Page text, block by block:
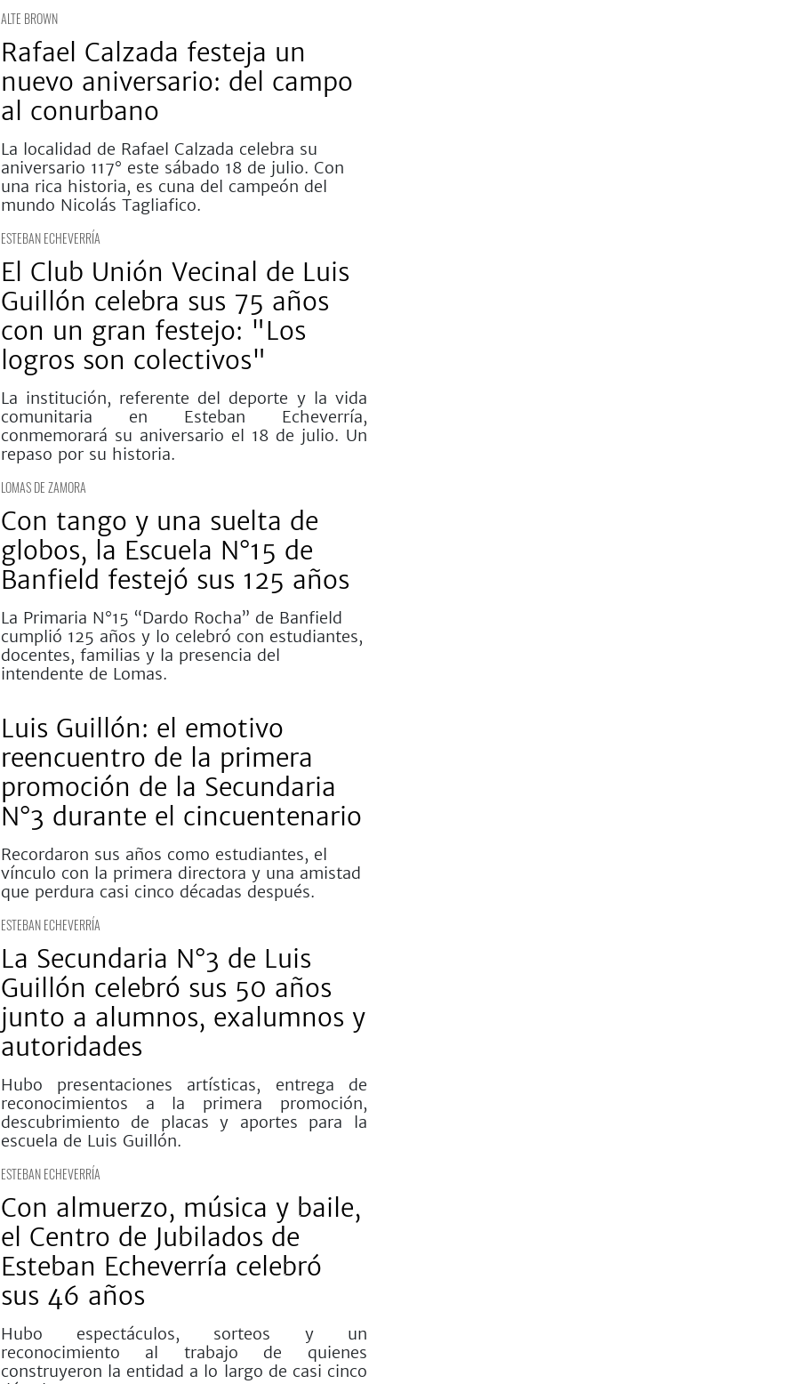
ALTE BROWN
Rafael Calzada festeja un
nuevo aniversario: del campo
al conurbano
La localidad de Rafael Calzada celebra su
aniversario 117° este sábado 18 de julio. Con
una rica historia, es cuna del campeón del
mundo Nicolás Tagliafico.
ESTEBAN ECHEVERRÍA
El Club Unión Vecinal de Luis
Guillón celebra sus 75 años
con un gran festejo: "Los
logros son colectivos"
La institución, referente del deporte y la vida
comunitaria en Esteban Echeverría,
conmemorará su aniversario el 18 de julio. Un
repaso por su historia.
LOMAS DE ZAMORA
Con tango y una suelta de
globos, la Escuela N°15 de
Banfield festejó sus 125 años
La Primaria N°15 “Dardo Rocha” de Banfield
cumplió 125 años y lo celebró con estudiantes,
docentes, familias y la presencia del
intendente de Lomas.
Luis Guillón: el emotivo
reencuentro de la primera
promoción de la Secundaria
N°3 durante el cincuentenario
Recordaron sus años como estudiantes, el
vínculo con la primera directora y una amistad
que perdura casi cinco décadas después.
ESTEBAN ECHEVERRÍA
La Secundaria N°3 de Luis
Guillón celebró sus 50 años
junto a alumnos, exalumnos y
autoridades
Hubo presentaciones artísticas, entrega de
reconocimientos a la primera promoción,
descubrimiento de placas y aportes para la
escuela de Luis Guillón.
ESTEBAN ECHEVERRÍA
Con almuerzo, música y baile,
el Centro de Jubilados de
Esteban Echeverría celebró
sus 46 años
Hubo espectáculos, sorteos y un
reconocimiento al trabajo de quienes
construyeron la entidad a lo largo de casi cinco